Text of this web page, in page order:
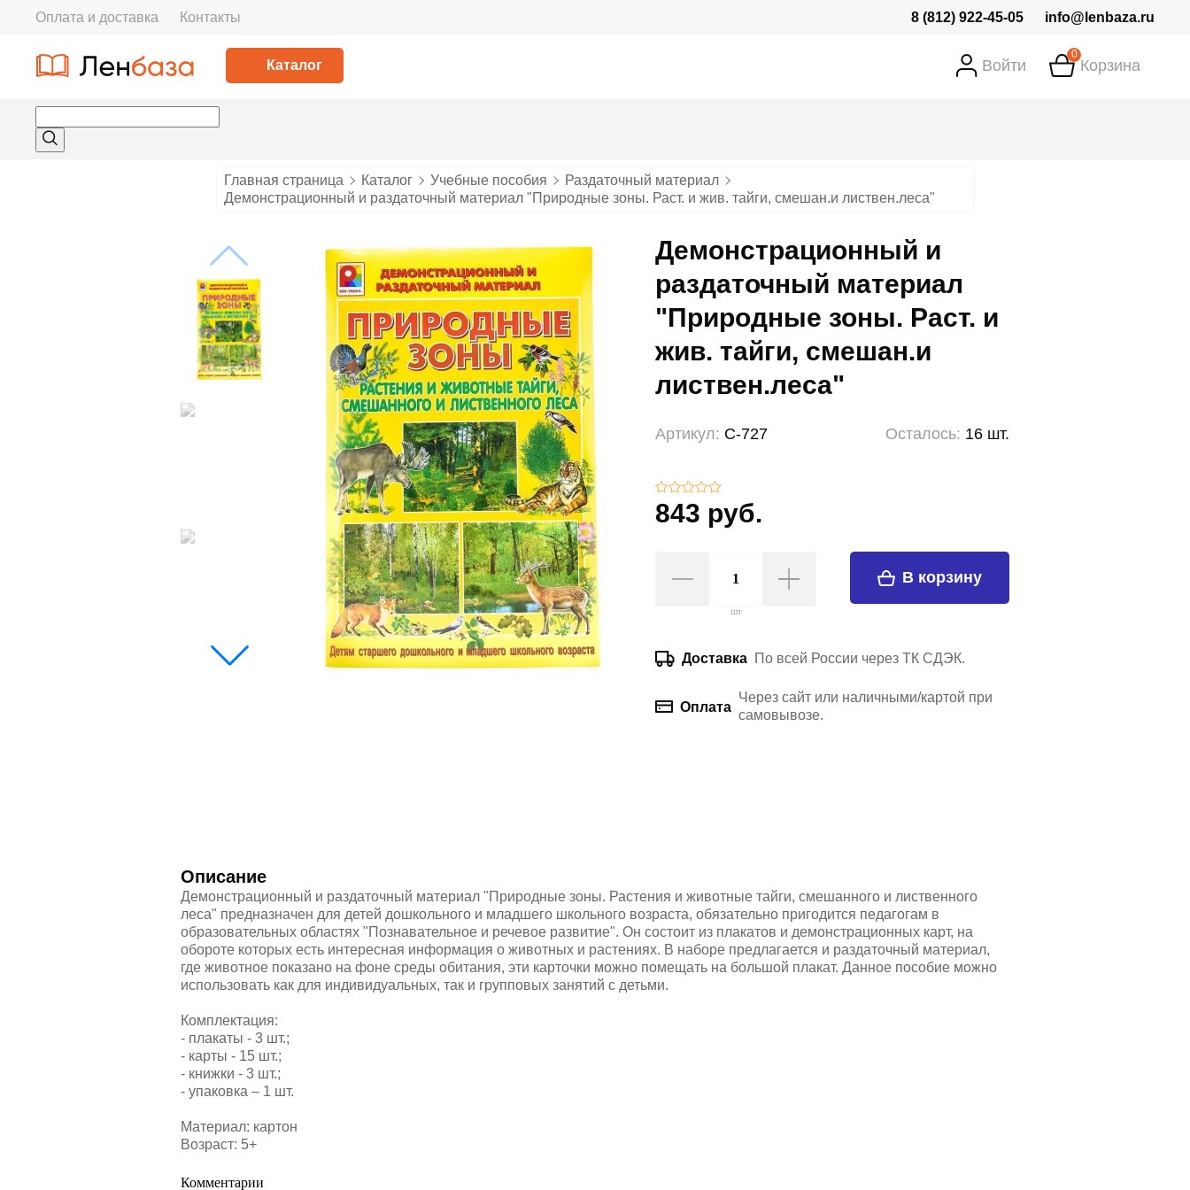
Оплата и доставка Контакты 8 (812) 922-45-05 info@lenbaza.ru
Каталог Войти Корзина
0
Главная страница Каталог Учебные пособия
Раздаточный материал
Демонстрационный и раздаточный материал "Природные зоны. Раст. и жив. тайги, смешан.и листвен.леса"
Демонстрационный и
раздаточный материал
"Природные зоны. Раст. и
жив. тайги, смешан.и
листвен.леса"
Артикул: С-727 Осталось: 16 шт.
843 руб.
В корзину
шт
Доставка По всей России через ТК СДЭК.
Оплата
Через сайт или наличными/картой при
самовывозе.
Описание
Демонстрационный и раздаточный материал "Природные зоны. Растения и животные тайги, смешанного и лиственного
леса" предназначен для детей дошкольного и младшего школьного возраста, обязательно пригодится педагогам в
образовательных областях "Познавательное и речевое развитие". Он состоит из плакатов и демонстрационных карт, на
обороте которых есть интересная информация о животных и растениях. В наборе предлагается и раздаточный материал,
где животное показано на фоне среды обитания, эти карточки можно помещать на большой плакат. Данное пособие можно
использовать как для индивидуальных, так и групповых занятий с детьми.
Комплектация:
- плакаты - 3 шт.;
- карты - 15 шт.;
- книжки - 3 шт.;
- упаковка – 1 шт.
Материал: картон
Возраст: 5+
Комментарии